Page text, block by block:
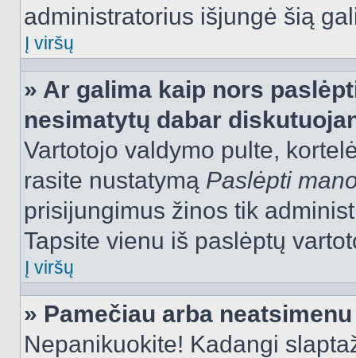
administratorius išjungė šią
Į viršų
» Ar galima kaip nors
nesimatytų dabar
Vartotojo valdymo pulte,
rasite nustatymą Paslėpti
prisijungimus žinos tik
Tapsite vienu iš paslėptų
Į viršų
» Pamečiau arba
Nepanikuokite! Kadangi